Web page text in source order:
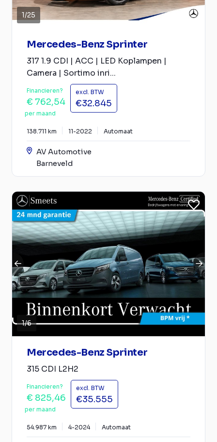
1/25
Mercedes-Benz Sprinter
317 1.9 CDI | ACC | LED Koplampen |
Camera | Sortimo inri...
Financieren?
€ 762,54
per maand
excl. BTW
€32.845
138.711 km 11-2022 Automaat
AV Automotive
Barneveld
1/6
Mercedes-Benz Sprinter
315 CDI L2H2
Financieren?
€ 825,46
per maand
excl. BTW
€35.555
54.987 km 4-2024 Automaat